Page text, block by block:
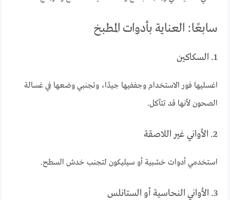
سابعًا: العناية بأدوات المطبخ
1. السكاكين
اغسليها فور الاستخدام وجففيها جيدًا، وتجنبي وضعها في غسالة
الصحون لأنها قد تتآكل.
2. الأواني غير اللاصقة
استخدمي أدوات خشبية أو سيليكون لتجنب خدش السطح.
3. الأواني النحاسية أو الستانلس